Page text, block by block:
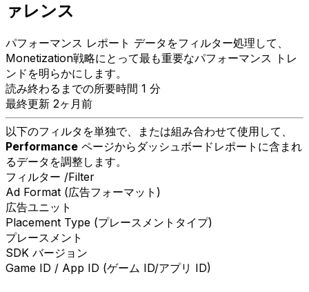
ァレンス
パフォーマンス レポート データをフィルター処理して、
Monetization戦略にとって最も重要なパフォーマンス トレ
ンドを明らかにします。
読み終わるまでの所要時間 1 分
最終更新 2ヶ月前
以下のフィルタを単独で、または組み合わせて使用して、
Performance ページからダッシュボードレポートに含まれ
るデータを調整します。
フィルター /Filter
Ad Format (広告フォーマット)
広告ユニット
Placement Type (プレースメントタイプ)
プレースメント
SDK バージョン
Game ID / App ID (ゲーム ID/アプリ ID)